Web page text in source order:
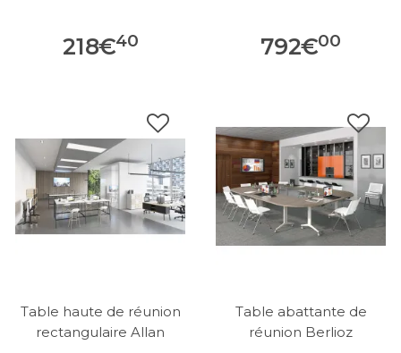
218€40 792€00
Table haute de réunion
rectangulaire Allan
Table abattante de
réunion Berlioz